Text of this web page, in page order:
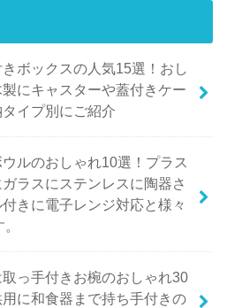
ボックスの人気15選！おし
製にキャスターや蓋付きケー
イプ別にご紹介
ルのおしゃれ10選！プラス
ラスにステンレスに陶器さ
きに電子レンジ対応と様々
っ手付きお椀のおしゃれ30
に和食器まで持ち手付きの